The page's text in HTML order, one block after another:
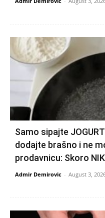
Samo sipajte
dodajte brašno i ne
prodavnicu: Skoro
Admir Demirovic - August 3,